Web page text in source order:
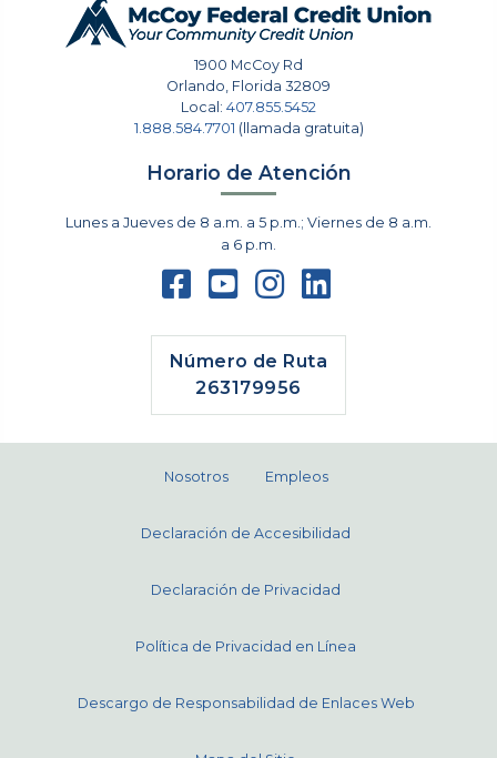
1900 McCoy Rd
Orlando Florida 32809
Local: 407.855.5452
1.888.584.7701 (llamada gratuita)
Horario de Atención
Lunes a Jueves de 8 a.m. a 5 p.m.; Viernes de 8 a.m.
a 6 p.m.
Número de Ruta
263179956
Nosotros Empleos
Declaración de Accesibilidad
Declaración de Privacidad
Política de Privacidad en Línea
Descargo de Responsabilidad de Enlaces Web